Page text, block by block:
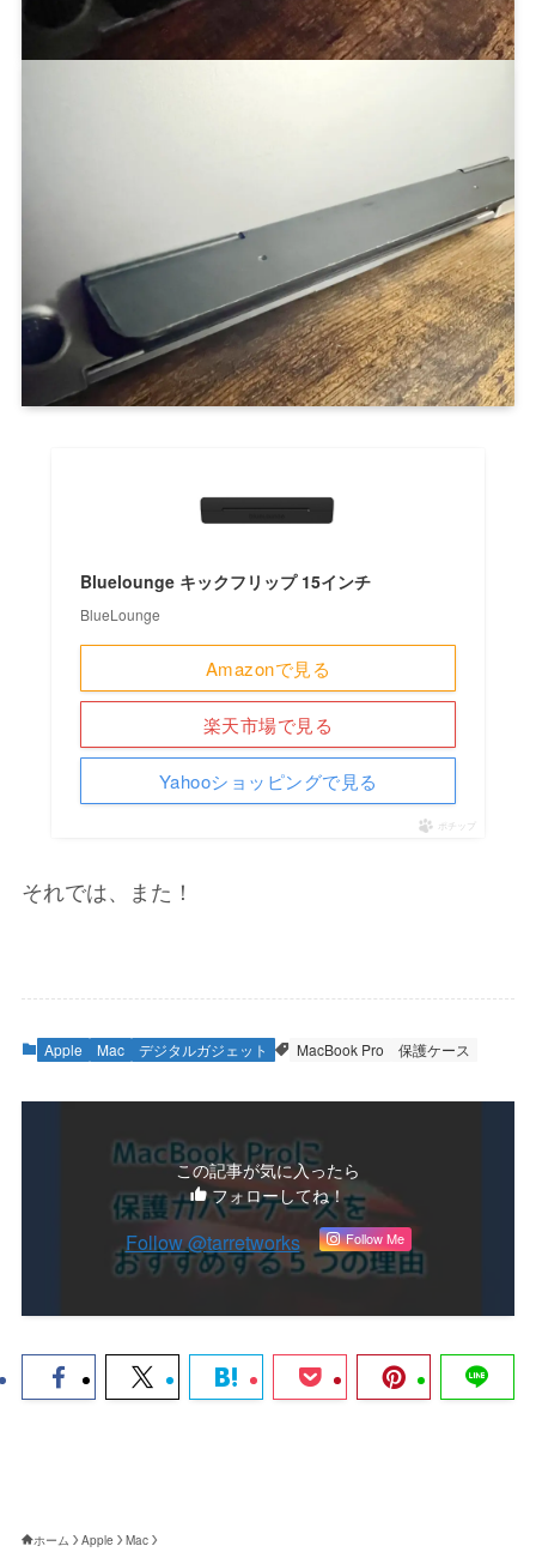
Bluelounge キックフリップ 15インチ
BlueLounge
Amazonで見る
楽天市場で見る
Yahooショッピングで見る
ポチップ
それでは、また！
Apple Mac デジタルガジェット MacBook Pro 保護ケース
この記事が気に入ったら
フォローしてね！
Follow @tarretworks Follow Me
ホーム Apple Mac